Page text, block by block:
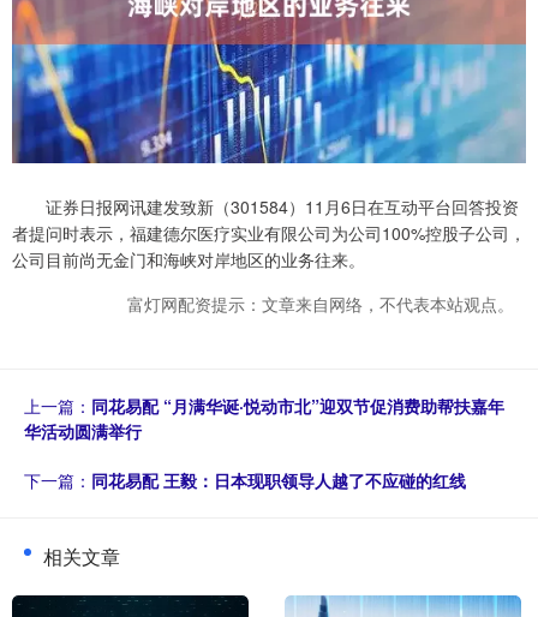
证券日报网讯建发致新（301584）11月6日在互动平台回答投资
者提问时表示，福建德尔医疗实业有限公司为公司100%控股子公司，
公司目前尚无金门和海峡对岸地区的业务往来。
富灯网配资提示：文章来自网络，不代表本站观点。
上一篇： 同花易配 “月满华诞·悦动市北”迎双节促消费助帮扶嘉年
华活动圆满举行
下一篇： 同花易配 王毅：日本现职领导人越了不应碰的红线
相关文章